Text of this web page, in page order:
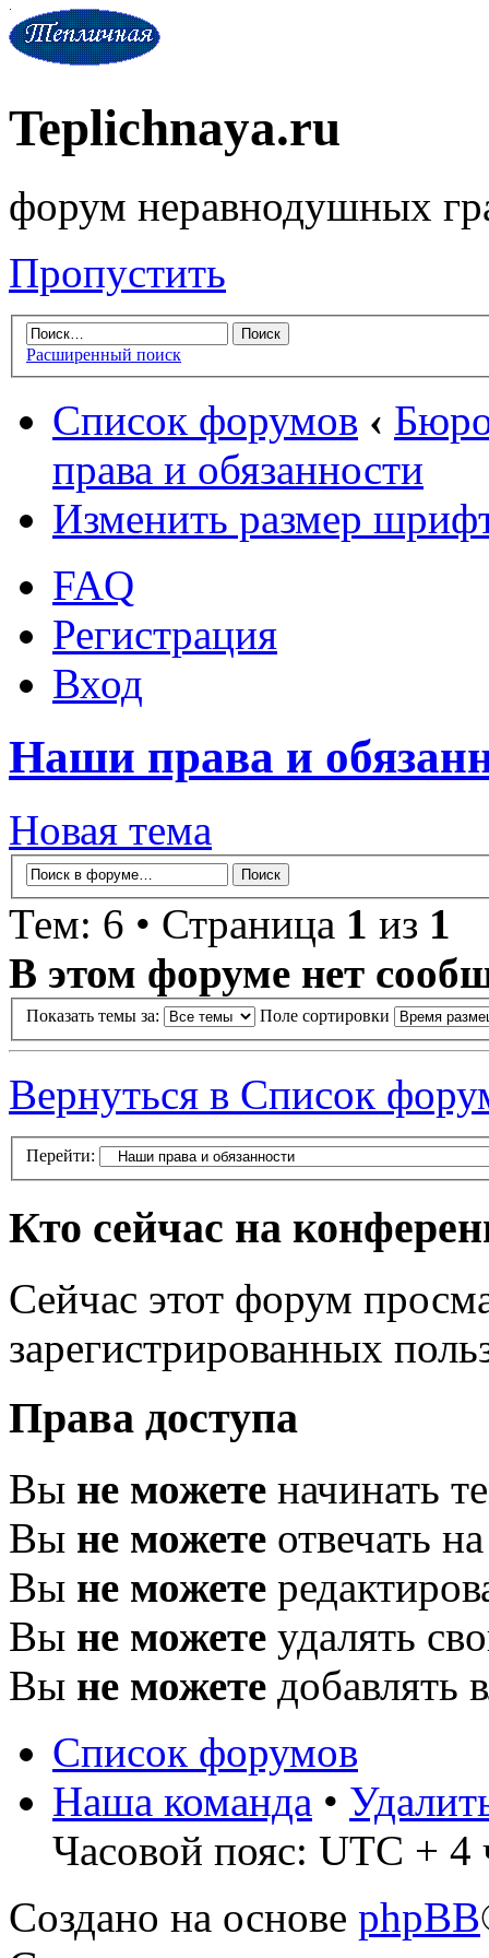
Teplichnaya.ru
форум неравнодушных
Пропустить
Расширенный поиск
Список форумов ‹
права и обязанности
Изменить размер
FAQ
Регистрация
Вход
Наши права и
Новая тема
Тем: 6 • Страница 1 из 1
В этом форуме нет
Показать темы за: Поле сортировки
Вернуться в Список
Перейти:
Кто сейчас на
Сейчас этот форум
зарегистрированных
Права доступа
Вы не можете начинать
Вы не можете отвечать
Вы не можете
Вы не можете удалять
Вы не можете добавлять
Список форумов
Наша команда •
Часовой пояс: UTC + 4
Создано на основе phpBB